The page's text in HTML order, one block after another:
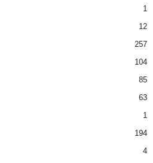
1
12
257
104
85
63
1
194
4